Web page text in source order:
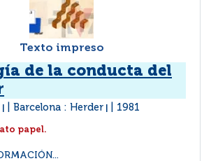
Texto impreso
de la conducta del
Barcelona : Herder 1981
papel.